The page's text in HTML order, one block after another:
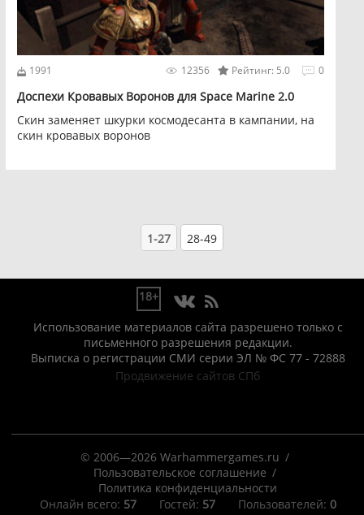
1991 0
Рейтинг: 5.0
12356
Доспехи Кровавых Воронов для Space Marine 2.0
Скин заменяет шкурки космодесанта в кампании, на
скин кровавых воронов
1-27 28-49
18+
Использование материалов сайта разрешено только с
письменного разрешения редакции.
Выписка о регистрации СМИ серии ЭЛ № ФС 77 - 72888
Продвижение сайтов СПб
© 2006—2026 Warhammergames.ru
Пользовательское соглашение
Политика конфиденциальности
Онлайн всего: 57 Гостей: 57 Пользователей: 0